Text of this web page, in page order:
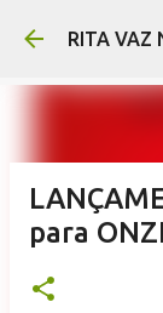
RITA VAZ
para